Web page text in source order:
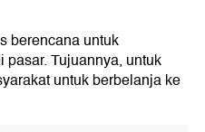
berencana untuk
Tujuannya, untuk
untuk berbelanja ke